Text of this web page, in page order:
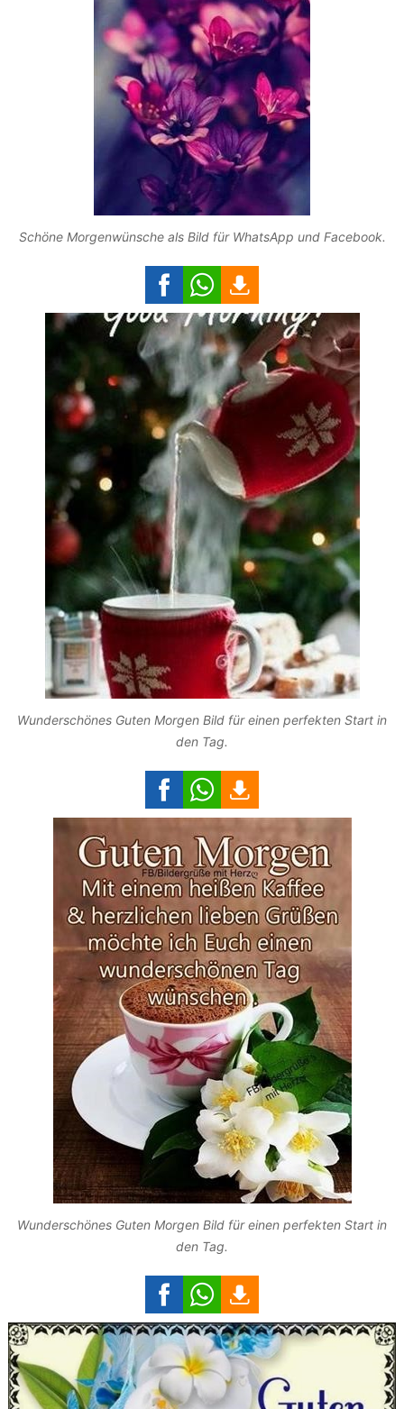
Schöne Morgenwünsche als Bild für WhatsApp und Facebook.
Wunderschönes Guten Morgen Bild für einen perfekten Start in
den Tag.
Wunderschönes Guten Morgen Bild für einen perfekten Start in
den Tag.